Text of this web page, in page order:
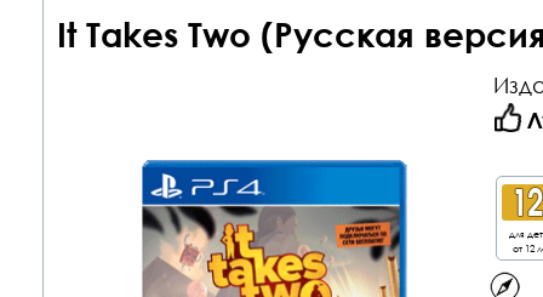
It Takes Two (Русская
для
от 12